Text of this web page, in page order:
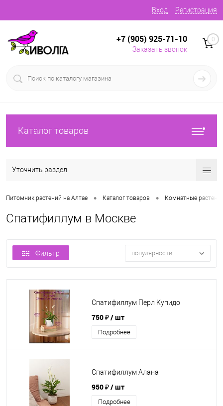
Вход Регистрация
+7 (905) 925-71-10
Заказать звонок
0
Каталог товаров
Уточнить раздел
Питомник растений на Алтае • Каталог товаров • Комнатные
Спатифиллум в Москве
Фильтр популярности
Спатифиллум Перл Купидо
750 ₽/ шт
Подробнее
Спатифиллум Алана
950 ₽/ шт
Подробнее